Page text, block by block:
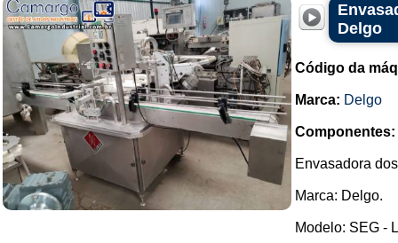
Delgo
Código da
Marca: Delgo
Componentes:
Envasadora
Marca: Delgo.
Modelo: SEG -